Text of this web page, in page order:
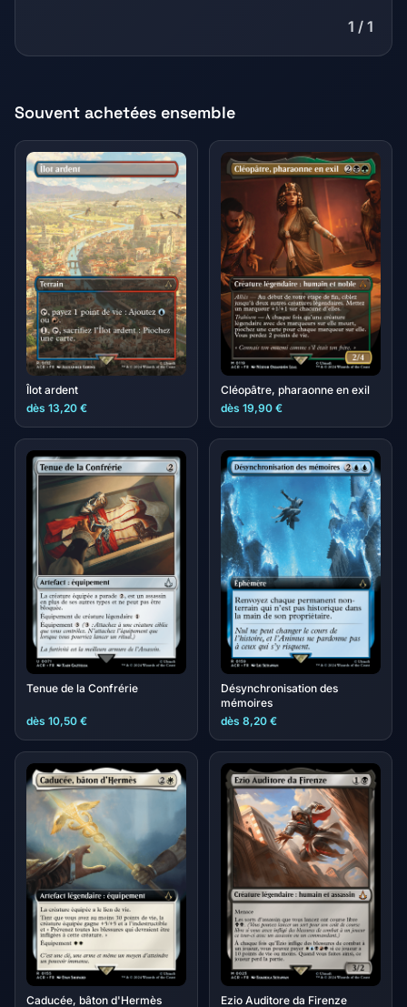
1 / 1
Souvent achetées ensemble
Îlot ardent
dès 13,20 €
Cléopâtre, pharaonne en exil
dès 19,90 €
Tenue de la Confrérie
dès 10,50 €
Désynchronisation des
mémoires
dès 8,20 €
Caducée, bâton d'Hermès Ezio Auditore da Firenze